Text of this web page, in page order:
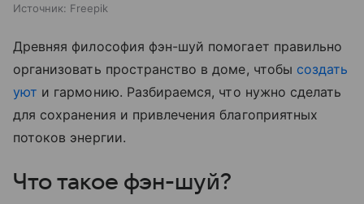
Источник: Freepik
Древняя философия фэн-шуй помогает правильно
организовать пространство в доме, чтобы создать
уют и гармонию. Разбираемся, что нужно сделать
для сохранения и привлечения благоприятных
потоков энергии.
Что такое фэн-шуй?